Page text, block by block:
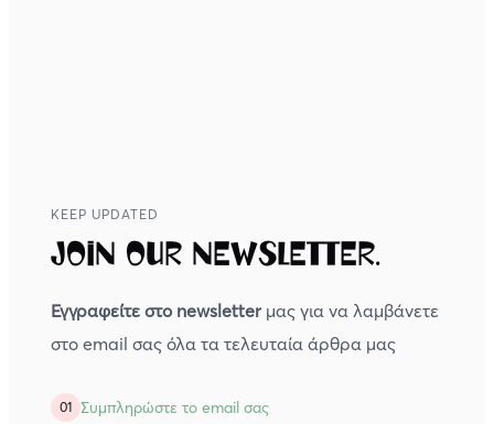
KEEP UPDATED
Join our newsletter.
Εγγραφείτε στο newsletter μας για να λαμβάνετε
στο email σας όλα τα τελευταία άρθρα μας
01 Συμπληρώστε το email σας